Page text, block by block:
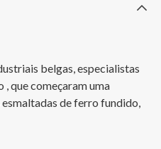
belgas, especialistas
que começaram uma
de ferro fundido,